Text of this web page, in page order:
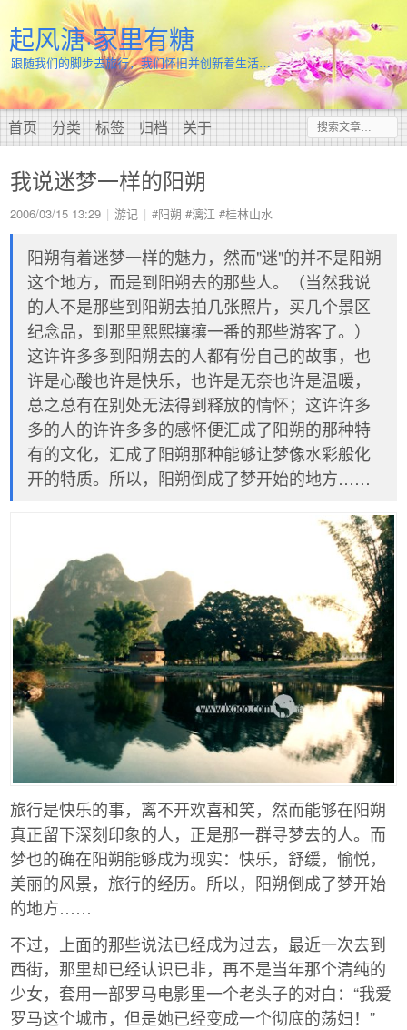
起风溏·家里有糖
跟随我们的脚步去旅行，我们怀旧并创新着生活…
首页 分类 标签 归档 关于
我说迷梦一样的阳朔
2006/03/15 13:29 游记 #阳朔 #漓江 #桂林山水
阳朔有着迷梦一样的魅力，然而"迷"的并不是阳朔
这个地方，而是到阳朔去的那些人。（当然我说
的人不是那些到阳朔去拍几张照片，买几个景区
纪念品，到那里熙熙攘攘一番的那些游客了。）
这许许多多到阳朔去的人都有份自己的故事，也
许是心酸也许是快乐，也许是无奈也许是温暖，
总之总有在别处无法得到释放的情怀；这许许多
多的人的许许多多的感怀便汇成了阳朔的那种特
有的文化，汇成了阳朔那种能够让梦像水彩般化
开的特质。所以，阳朔倒成了梦开始的地方……
旅行是快乐的事，离不开欢喜和笑，然而能够在阳朔
真正留下深刻印象的人，正是那一群寻梦去的人。而
梦也的确在阳朔能够成为现实：快乐，舒缓，愉悦，
美丽的风景，旅行的经历。所以，阳朔倒成了梦开始
的地方……
不过，上面的那些说法已经成为过去，最近一次去到
西街，那里却已经认识已非，再不是当年那个清纯的
少女，套用一部罗马电影里一个老头子的对白：“我爱
罗马这个城市，但是她已经变成一个彻底的荡妇！”